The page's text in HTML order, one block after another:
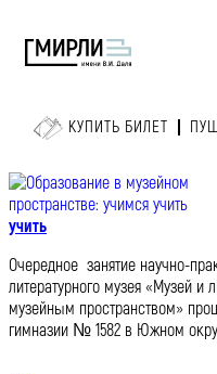
КУПИТЬ БИЛЕТ
учить
Очередное занятие научно-
литературного музея «Музей и
музейным пространством»
гимназии № 1582 в Южном